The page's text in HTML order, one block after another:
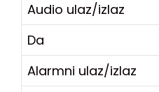
Audio ulaz/izlaz
Da
Alarmni ulaz/izlaz